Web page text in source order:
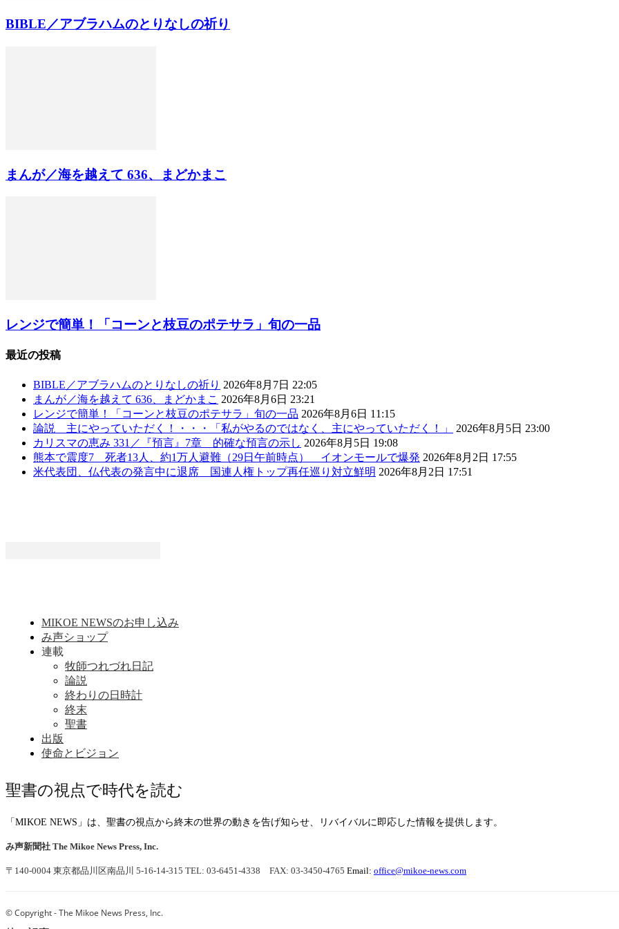
BIBLE／アブラハムのとりなしの祈り
まんが／海を越えて 636、まどかまこ
レンジで簡単！「コーンと枝豆のポテサラ」旬の一品
最近の投稿
BIBLE／アブラハムのとりなしの祈り 2026年8月7日 22:05
まんが／海を越えて 636、まどかまこ 2026年8月6日 23:21
レンジで簡単！「コーンと枝豆のポテサラ」旬の一品 2026年8月6日 11:15
論説 主にやっていただく！・・・「私がやるのではなく、主にやっていただく！」
2026年8月5日 23:00
カリスマの恵み 331／『預言』7章 的確な預言の示し 2026年8月5日 19:08
熊本で震度7 死者13人、約1万人避難（29日午前時点） イオンモールで爆発 2026年8月2日 17:55
米代表団、仏代表の発言中に退席 国連人権トップ再任巡り対立鮮明 2026年8月2日 17:51
MIKOE NEWSのお申し込み
み声ショップ
連載
牧師つれづれ日記
論説
終わりの日時計
終末
聖書
出版
使命とビジョン
聖書の視点で時代を読む
「MIKOE NEWS」は、聖書の視点から終末の世界の動きを告げ知らせ、リバイバルに即応した情報を提供します。
み声新聞社 The Mikoe News Press, Inc.
〒140-0004 東京都品川区南品川 5-16-14-315 TEL: 03-6451-4338 FAX: 03-3450-4765 Email: office@mikoe-news.com
© Copyright - The Mikoe News Press, Inc.